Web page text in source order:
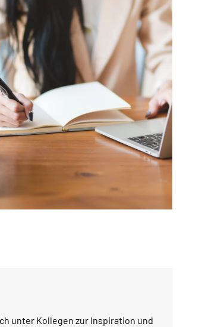
unter Kollegen zur Inspiration und